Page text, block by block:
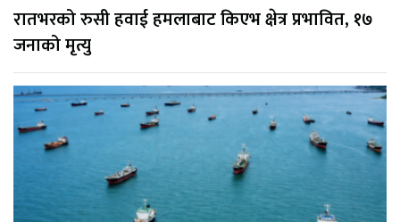
रातभरको रुसी हवाई हमलाबाट किएभ क्षेत्र प्रभावित, १७
जनाको मृत्यु